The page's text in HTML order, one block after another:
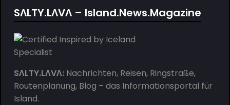
SΛLTY.LΛVΛ – Island.News.Magazine
SΛLTY.LΛVΛ:Nachrichten, Reisen, Ringstraße,
Routenplanung, Blog – das Informationsportal für
Island.